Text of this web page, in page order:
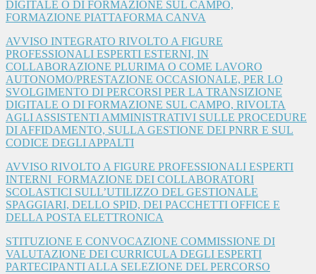
DIGITALE O DI FORMAZIONE SUL CAMPO,
FORMAZIONE PIATTAFORMA CANVA
AVVISO INTEGRATO RIVOLTO A FIGURE
PROFESSIONALI ESPERTI ESTERNI, IN
COLLABORAZIONE PLURIMA O COME LAVORO
AUTONOMO/PRESTAZIONE OCCASIONALE, PER LO
SVOLGIMENTO DI PERCORSI PER LA TRANSIZIONE
DIGITALE O DI FORMAZIONE SUL CAMPO, RIVOLTA
AGLI ASSISTENTI AMMINISTRATIVI SULLE PROCEDURE
DI AFFIDAMENTO, SULLA GESTIONE DEI PNRR E SUL
CODICE DEGLI APPALTI
AVVISO RIVOLTO A FIGURE PROFESSIONALI ESPERTI
INTERNI_FORMAZIONE DEI COLLABORATORI
SCOLASTICI SULL’UTILIZZO DEL GESTIONALE
SPAGGIARI, DELLO SPID, DEI PACCHETTI OFFICE E
DELLA POSTA ELETTRONICA
STITUZIONE E CONVOCAZIONE COMMISSIONE DI
VALUTAZIONE DEI CURRICULA DEGLI ESPERTI
PARTECIPANTI ALLA SELEZIONE DEL PERCORSO